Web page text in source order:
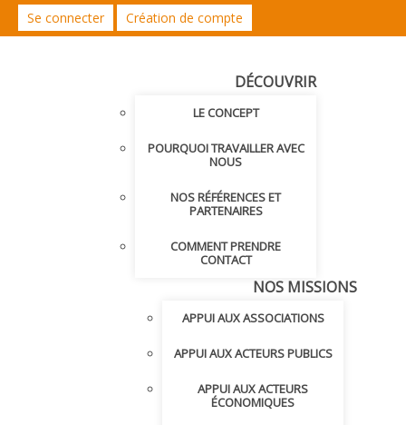
Se connecter Création de compte
DÉCOUVRIR
LE CONCEPT
POURQUOI TRAVAILLER AVEC
NOUS
NOS RÉFÉRENCES ET
PARTENAIRES
COMMENT PRENDRE
CONTACT
NOS MISSIONS
APPUI AUX ASSOCIATIONS
APPUI AUX ACTEURS PUBLICS
APPUI AUX ACTEURS
ÉCONOMIQUES